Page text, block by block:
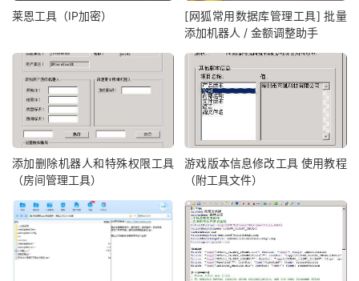
莱恩工具（IP加密）
[网狐常用数据库管理工具] 批量
添加机器人 / 金额调整助手
添加删除机器人和特殊权限工具
（房间管理工具）
游戏版本信息修改工具 使用教程
（附工具文件）